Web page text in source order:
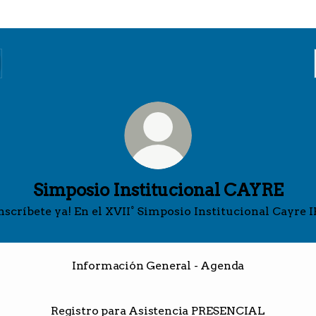
Simposio Institucional CAYRE
ya! En el XVII° Simposio Institucional Cayre
Información General - Agenda
Registro para Asistencia PRESENCIAL